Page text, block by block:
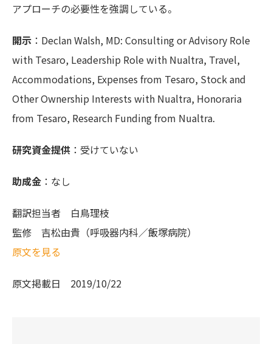
アプローチの必要性を強調している。
開示 ：Declan Walsh, MD: Consulting or Advisory Role
with Tesaro, Leadership Role with Nualtra, Travel,
Accommodations, Expenses from Tesaro, Stock and
Other Ownership Interests with Nualtra, Honoraria
from Tesaro, Research Funding from Nualtra.
研究資金提供 ：受けていない
助成金 ：なし
翻訳担当者 白鳥理枝
監修 吉松由貴（呼吸器内科／飯塚病院）
原文を見る
原文掲載日 2019/10/22